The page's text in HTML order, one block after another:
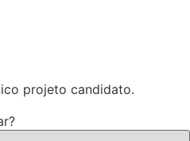
projeto candidato.